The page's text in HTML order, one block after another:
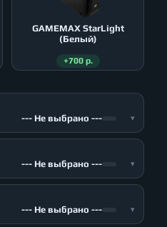
GAMEMAX StarLight
(Белый)
+700 р.
--- Не выбрано --- ▾
--- Не выбрано --- ▾
--- Не выбрано --- ▾